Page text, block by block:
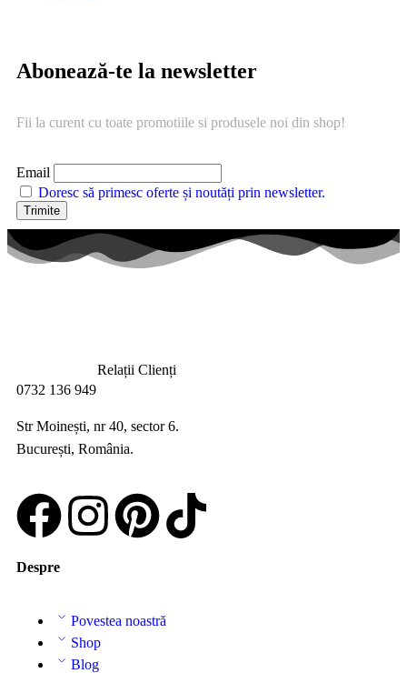
Abonează-te la newsletter
Fii la curent cu toate promotiile si produsele noi din shop!
Email
Doresc să primesc oferte și noutăți prin newsletter.
Relații Clienți
0732 136 949
Str Moinești, nr 40, sector 6.
București, România.
Despre
Povestea noastră
Shop
Blog